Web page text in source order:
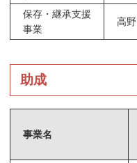
保存・継承支援
事業
高野
助成
事業名